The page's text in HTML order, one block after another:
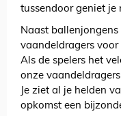
tussendoor geniet je
Naast
vaandeldragers
Als de spelers het
onze
Je ziet al je helden
opkomst een